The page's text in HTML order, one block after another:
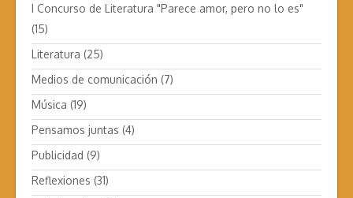
I Concurso de Literatura "Parece amor, pero no lo es"
(15)
Literatura (25)
Medios de comunicación (7)
Música (19)
Pensamos juntas (4)
Publicidad (9)
Reflexiones (31)